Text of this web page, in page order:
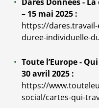
– 15 mai 2025 :
https://
duree-individuelle-
Toute l’Europe -
30 avril 2025 :
https://
social/cartes-qui-